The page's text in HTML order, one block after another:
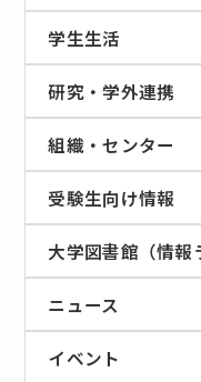
学生生活
研究・学外連携
組織・センター
受験生向け情報
大学図書館（情報
ニュース
イベント